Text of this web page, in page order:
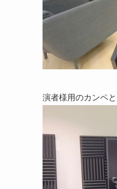
演者様用のカンペ